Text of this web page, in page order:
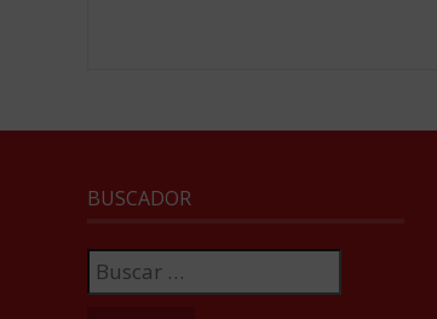
BUSCADOR
Buscar: